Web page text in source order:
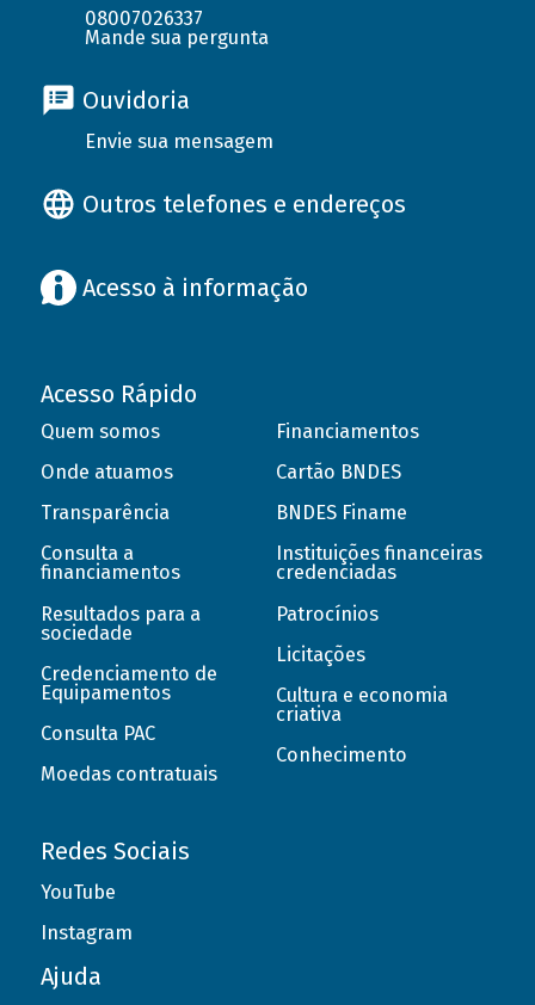
08007026337
Mande sua pergunta
Ouvidoria
Envie sua mensagem
Outros telefones e endereços
Acesso à informação
Acesso Rápido
Quem somos
Onde atuamos
Transparência
Consulta a
financiamentos
Resultados para a
sociedade
Credenciamento de
Equipamentos
Consulta PAC
Moedas contratuais
Financiamentos
Cartão BNDES
BNDES Finame
Instituições financeiras
credenciadas
Patrocínios
Licitações
Cultura e economia
criativa
Conhecimento
Redes Sociais
YouTube
Instagram
Ajuda